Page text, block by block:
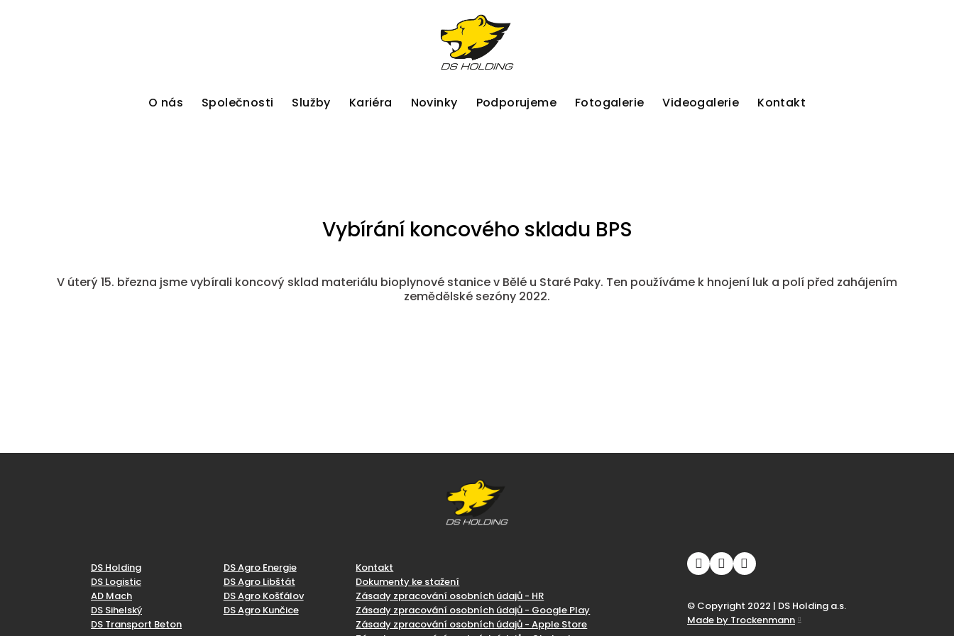
O nás Společnosti Služby Kariéra Novinky Podporujeme Fotogalerie Videogalerie Kontakt
Vybírání koncového skladu BPS
V úterý 15. března jsme vybírali koncový sklad materiálu bioplynové stanice v Bělé u Staré Paky. Ten používáme k hnojení luk a polí před zahájením
zemědělské sezóny 2022.
DS Holding
DS Logistic
AD Mach
DS Sihelský
DS Transport Beton
DS Agro Energie
DS Agro Libštát
DS Agro Košťálov
DS Agro Kunčice
Kontakt
Dokumenty ke stažení
Zásady zpracování osobních údajů - HR
Zásady zpracování osobních údajů - Google Play
Zásady zpracování osobních údajů - Apple Store
© Copyright 2022 | DS Holding a.s.
Made by Trockenmann